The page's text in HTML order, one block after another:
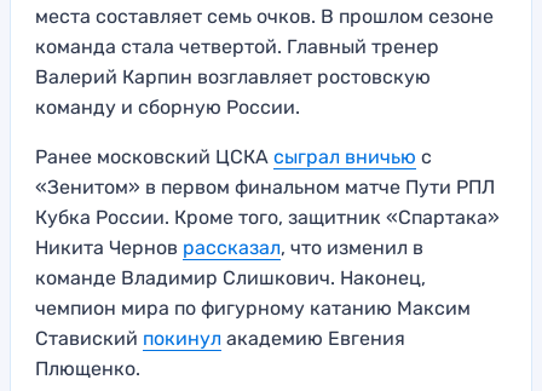
места составляет семь очков. В прошлом сезоне
команда стала четвертой. Главный тренер
Валерий Карпин возглавляет ростовскую
команду и сборную России.
Ранее московский ЦСКА сыграл вничью с
«Зенитом» в первом финальном матче Пути РПЛ
Кубка России. Кроме того, защитник «Спартака»
Никита Чернов рассказал, что изменил в
команде Владимир Слишкович. Наконец,
чемпион мира по фигурному катанию Максим
Ставиский покинул академию Евгения
Плющенко.